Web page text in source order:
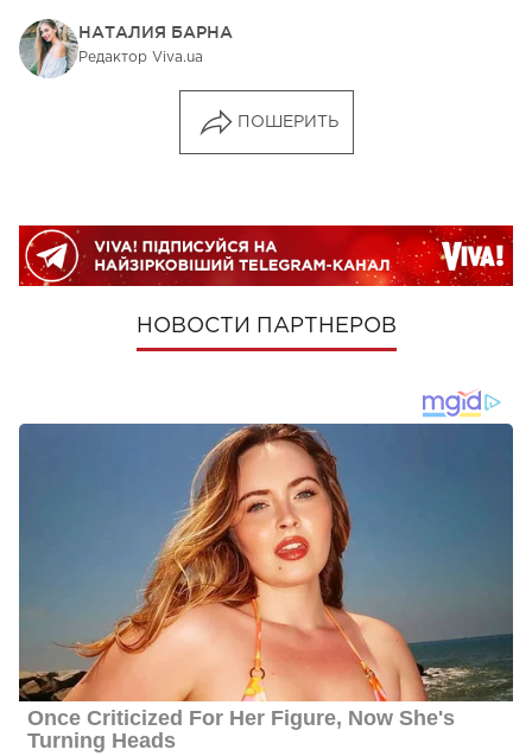
НАТАЛИЯ БАРНА
Редактор Viva.ua
ПОШЕРИТЬ
НОВОСТИ ПАРТНЕРОВ